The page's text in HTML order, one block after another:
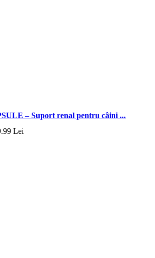
– Suport renal pentru câini ...
99 Lei